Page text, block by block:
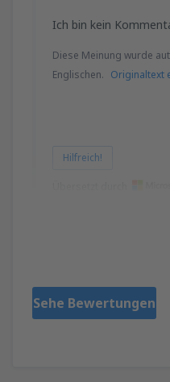
Ich bin kein
Diese Meinung wurde
Englischen. Originaltext
Hilfreich!
Sehe Bewertungen